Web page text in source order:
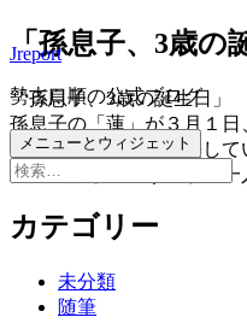
コ
ン
テ
ン
ツ
へ
ス
キ
ッ
Jreport
勢古口順の公式ブログ
メニューとウィジェット
検
カテゴリー
未分類
随筆
「孫息子、3歳の
「孫息子、3歳の誕生日」
孫息子の「蓮」が３月１日
可愛い孫は元気に成長し
一番心配していうのが、